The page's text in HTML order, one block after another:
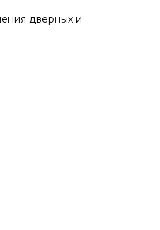
дверных и